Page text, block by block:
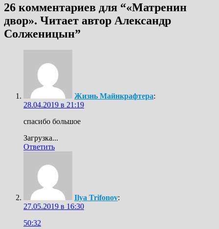
26 комментариев для “«Матренин
двор». Читает автор Александр
Солженицын”
Жизнь Майнкрафтера:
28.04.2019 в 21:19
спасибо большое
Загрузка...
Ответить
Ilya Trifonov:
27.05.2019 в 16:30
50:32